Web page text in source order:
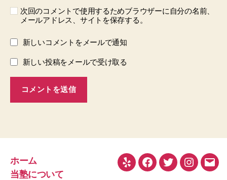
次回のコメントで使用するためブラウザーに自分の名前、
メールアドレス、サイトを保存する。
新しいコメントをメールで通知
新しい投稿をメールで受け取る
ホーム
当塾について
Yelp Facebook
Twitter
メ